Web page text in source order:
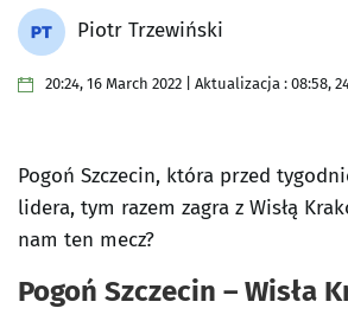
Piotr Trzewiński
20:24, 16 March 2022 | Aktualizacja : 08:58,
Pogoń Szczecin, która przed
lidera, tym razem zagra z Wisłą
nam ten mecz?
Pogoń Szczecin – Wisła